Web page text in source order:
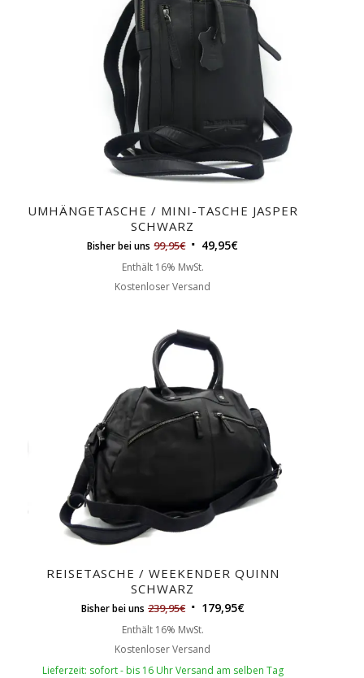
UMHÄNGETASCHE / MINI-TASCHE JASPER
SCHWARZ
Bisher bei uns 99,95€ 49,95€
Enthält 16% MwSt.
Kostenloser Versand
REISETASCHE / WEEKENDER QUINN
SCHWARZ
Bisher bei uns 239,95€ 179,95€
Enthält 16% MwSt.
Kostenloser Versand
Lieferzeit: sofort - bis 16 Uhr Versand am selben Tag